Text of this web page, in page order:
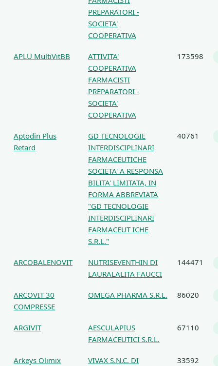
PREPARATORI -
SOCIETA'
COOPERATIVA
APLU MultiVitBB
ATTIVITA'
COOPERATIVA
FARMACISTI
PREPARATORI -
SOCIETA'
COOPERATIVA
173598
Aptodin Plus
Retard
GD TECNOLOGIE
INTERDISCIPLINARI
FARMACEUTICHE
SOCIETA' A RESPONSA
BILITA' LIMITATA, IN
FORMA ABBREVIATA
"GD TECNOLOGIE
INTERDISCIPLINARI
FARMACEUT ICHE
S.R.L."
40761
ARCOBALENOVIT
NUTRISEVENTHIN DI
LAURALALITA FAUCCI
144471
ARCOVIT 30
COMPRESSE
OMEGA PHARMA S.R.L. 86020
ARGIVIT
AESCULAPIUS
FARMACEUTICI S.R.L.
67110
Arkeys Olimix
VIVAX S.N.C. DI
33592